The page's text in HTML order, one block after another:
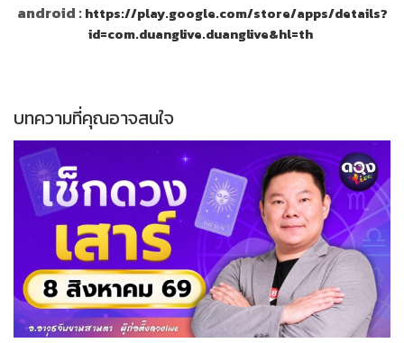
android :https://play.google.com/store/apps/details?
id=com.duanglive.duanglive&hl=th
บทความที่คุณอาจสนใจ